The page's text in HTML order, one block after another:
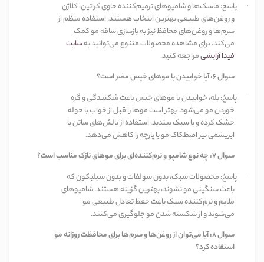
·
پاسخ: ماسک‌ها و شامپوهای ترمیم‌کننده حاوی کراتین، کلاژن
و روغن‌های طبیعی بهترین انتخاب هستند. استفاده منظم از
سرم‌ها و روغن‌های محافظ نیز به بازسازی ساقه مو کمک
می‌کند. برای مشاهده محصولات متنوع می‌توانید بهسایت
فیدا آرایشیمراجعه کنید.
سوال۶: آیا خوابیدن با موهای خیس مضر است؟
·
پاسخ: بله، خوابیدن با موهای خیس باعث شکنندگی و گره
خوردن مو می‌شود. بهتر است موها را قبل از خواب با حوله
خشک کرده و یا سبک ببندید. استفاده از بالش‌های ساتن یا
ابریشمی نیز اصطکاک مو با پارچه را کاهش می‌دهد.
سوال۷: چه نوع شامپو و نرم‌کننده‌ای برای موهای نازک مناسب است؟
·
پاسخ: محصولات سبک، بدون سولفات و بدون سیلیکون که
باعث سنگینی مو نشوند، بهترین گزینه هستند. شامپوهای
ملایم و نرم‌کننده سبک باعث حفظ تعادل طبیعی مو
می‌شوند و از شکسته شدن مو جلوگیری می‌کنند.
سوال۸: آیا می‌توان از روغن‌ها و سرم‌ها برای محافظت روزانه مو
استفاده کرد؟